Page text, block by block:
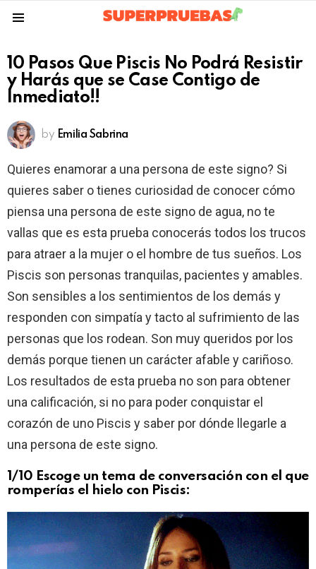
10 Pasos Que Piscis No Podrá Resistir
y Harás que se Case Contigo de
Inmediato!!
by Emilia Sabrina
Quieres enamorar a una persona de este signo? Si
quieres saber o tienes curiosidad de conocer cómo
piensa una persona de este signo de agua, no te
vallas que es esta prueba conocerás todos los trucos
para atraer a la mujer o el hombre de tus sueños. Los
Piscis son personas tranquilas, pacientes y amables.
Son sensibles a los sentimientos de los demás y
responden con simpatía y tacto al sufrimiento de las
personas que los rodean. Son muy queridos por los
demás porque tienen un carácter afable y cariñoso.
Los resultados de esta prueba no son para obtener
una calificación, si no para poder conquistar el
corazón de uno Piscis y saber por dónde llegarle a
una persona de este signo.
1/10 Escoge un tema de conversación con el que
romperías el hielo con Piscis: